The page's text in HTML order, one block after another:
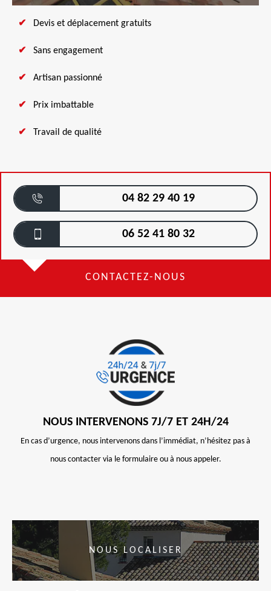
Devis et déplacement gratuits
Sans engagement
Artisan passionné
Prix imbattable
Travail de qualité
04 82 29 40 19
06 52 41 80 32
CONTACTEZ-NOUS
NOUS INTERVENONS 7J/7 ET 24H/24
En cas d’urgence, nous intervenons dans l’immédiat, n’hésitez pas à
nous contacter via le formulaire ou à nous appeler.
NOUS LOCALISER